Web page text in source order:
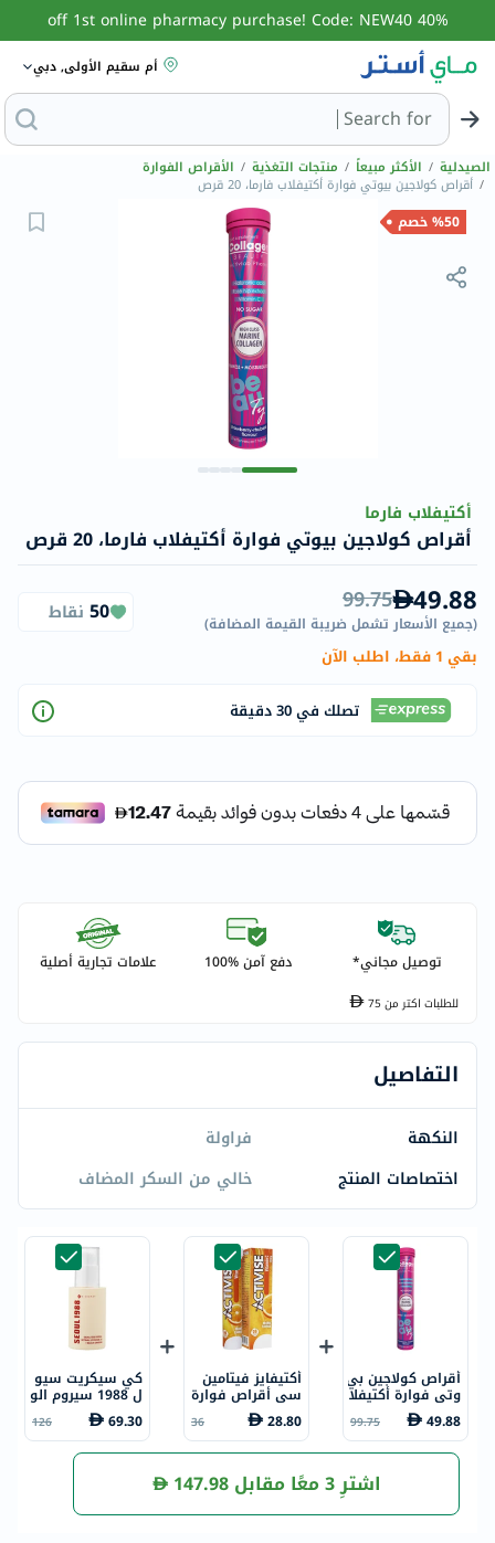
40% off 1st online pharmacy purchase! Code: NEW40
أم سقيم الأولى, دبي
Search forالبحث عن مزيل عرق
الصيدلية / الأكثر مبيعاً / منتجات التغذية / الأقراص الفوارة
/ أقراص كولاجين بيوتي فوارة أكتيفلاب فارما، 20 قرص
%50 خصم
أكتيفلاب فارما
أقراص كولاجين بيوتي فوارة أكتيفلاب فارما، 20 قرص
49.88
99.75
(جميع الأسعار تشمل ضريبة القيمة المضافة)
50 نقاط
بقي 1 فقط، اطلب الآن
تصلك في 30 دقيقة
توصيل مجاني* دفع آمن %100 علامات تجارية أصلية
للطلبات اكتر من75
التفاصيل
النكهة
فراولة
اختصاصات المنتج
خالي من السكر المضاف
أقراص كولاجين بي
وتي فوارة أكتيفلا
ب فارما، 20 قرص
49.88
99.75
أكتيفايز فيتامين
سي أقراص فوارة
1000 ملجم بنكهة
البرتقال حزمة من
20
28.80
36
كي سيكريت سيو
ل 1988 سيروم الو
جه المضاد للشيخو
خة من مع ليبوسو
م الشبكية 2% + ا
69.30
126
اشترِ 3 معًا مقابل 147.98